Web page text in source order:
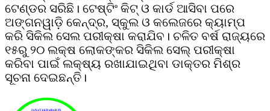
ଟେଣ୍ଡର ସରିଛି। ଟେଷ୍ଟିଂ କିଟ୍‌ ଓ କାର୍ଡ ଆସିବା ପରେ
ଅଙ୍ଗନୱାଡ଼ି କେନ୍ଦ୍ର, ସ୍କୁଲ ଓ କଲେଜରେ କ୍ୟାମ୍ପ
କରି ସିକିଲ ସେଲ ପରୀକ୍ଷା କରାଯିବ। ଚଳିତ ବର୍ଷ ରାଜ୍ୟରେ
୧୫ରୁ ୨୦ ଲକ୍ଷ ଲୋକଙ୍କର ସିକିଲ ସେଲ୍‌ ପରୀକ୍ଷା
କରିବା ପାଇଁ ଲକ୍ଷ୍ୟ ରଖାଯାଇଥିବା ଡାକ୍ତର ମିଶ୍ର
ସୂଚନା ଦେଇଛନ୍ତି।